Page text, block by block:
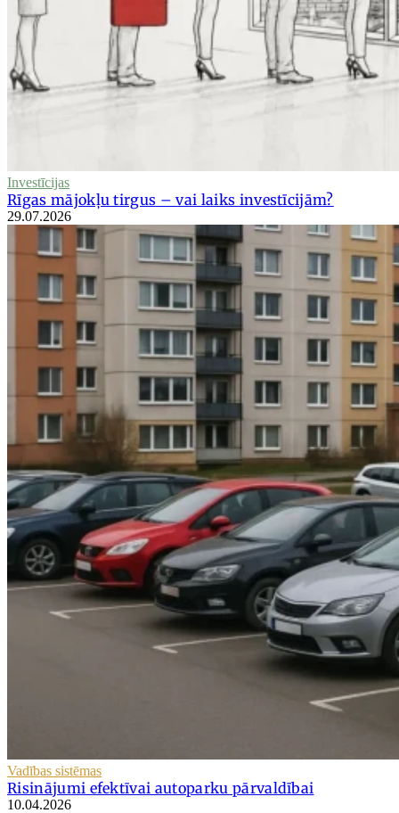
Investīcijas
Rīgas mājokļu tirgus – vai laiks investīcijām?
29.07.2026
Vadības sistēmas
Risinājumi efektīvai autoparku pārvaldībai
10.04.2026